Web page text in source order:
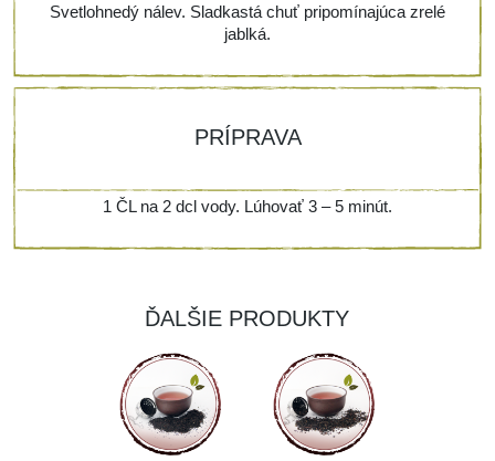
Svetlohnedý nálev. Sladkastá chuť pripomínajúca zrelé
jablká.
PRÍPRAVA
1 ČL na 2 dcl vody. Lúhovať 3 – 5 minút.
ĎALŠIE PRODUKTY